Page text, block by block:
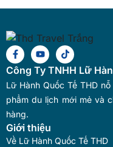
Công Ty TNHH Lữ
Lữ Hành Quốc Tế THD
phẩm du lịch mới mẻ và
hàng.
Giới thiệu
Về Lữ Hành Quốc Tế THD